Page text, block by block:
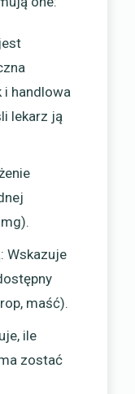
i handlowa
lekarz ją
Wskazuje
maść).
ile
zostać